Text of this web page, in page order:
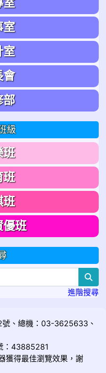
室
室
室
會
部
級
班
班
班
優班
進階搜尋
號、總機：03-3625633、
：43885281
獲得最佳瀏覽效果，謝